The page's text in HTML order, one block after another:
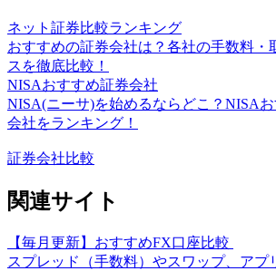
ネット証券比較ランキング
おすすめの証券会社は？各社の手数料・
スを徹底比較！
NISAおすすめ証券会社
NISA(ニーサ)を始めるならどこ？NISA
会社をランキング！
証券会社比較
関連サイト
【毎月更新】おすすめFX口座比較
スプレッド（手数料）やスワップ、アプ